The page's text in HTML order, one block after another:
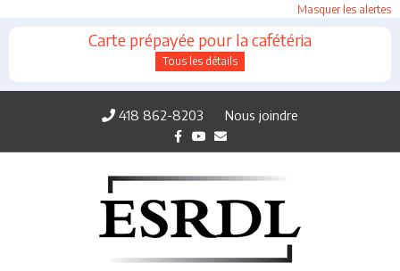
Masquer les alertes
Carte prépayée pour la cafétéria
Tous les détails
418 862-8203
Nous joindre
Facebook
Youtube
Email